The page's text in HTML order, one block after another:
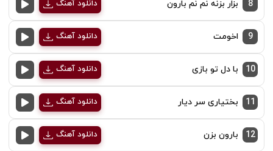
8 بزار بزنه نم نم بارون دانلود آهنگ
9 اخومت دانلود آهنگ
10 با دل تو بازی دانلود آهنگ
11 بختیاری سر دیار دانلود آهنگ
12 بارون بزن دانلود آهنگ